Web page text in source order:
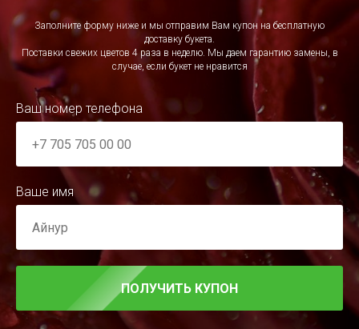
Заполните форму ниже и мы отправим Вам купон на бесплатную
доставку букета.
Поставки свежих цветов 4 раза в неделю. Мы даем гарантию замены, в
случае, если букет не нравится
Ваш номер телефона
Ваше имя
ПОЛУЧИТЬ КУПОН